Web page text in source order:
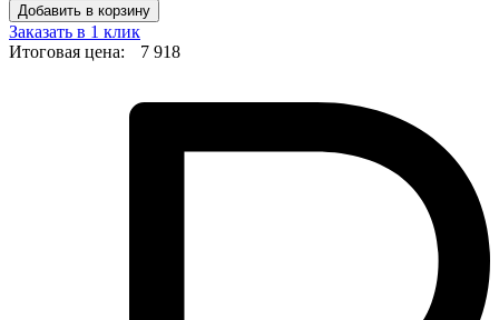
Добавить в корзину
Заказать в 1 клик
Итоговая цена:
7 918